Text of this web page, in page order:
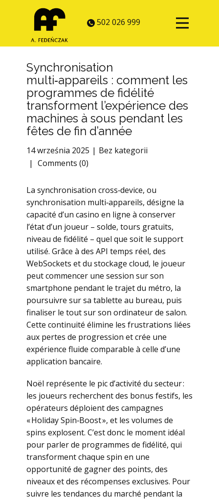
502 026 999
Synchronisation
multi‑appareils : comment les
programmes de fidélité
transforment l’expérience des
machines à sous pendant les
fêtes de fin d’année
14 września 2025
Bez kategorii
Comments (0)
La synchronisation cross‑device, ou
synchronisation multi‑appareils, désigne la
capacité d’un casino en ligne à conserver
l’état d’un joueur – solde, tours gratuits,
niveau de fidélité – quel que soit le support
utilisé. Grâce à des API temps réel, des
WebSockets et du stockage cloud, le joueur
peut commencer une session sur son
smartphone pendant le trajet du métro, la
poursuivre sur sa tablette au bureau, puis
finaliser le tout sur son ordinateur de salon.
Cette continuité élimine les frustrations liées
aux pertes de progression et crée une
expérience fluide comparable à celle d’une
application bancaire.
Noël représente le pic d’activité du secteur :
les joueurs recherchent des bonus festifs, les
opérateurs déploient des campagnes
« Holiday Spin‑Boost », et les volumes de
spins explosent. C’est donc le moment idéal
pour parler de programmes de fidélité, qui
transforment chaque spin en une
opportunité de gagner des points, des
niveaux et des récompenses exclusives. Pour
suivre les tendances du marché pendant la